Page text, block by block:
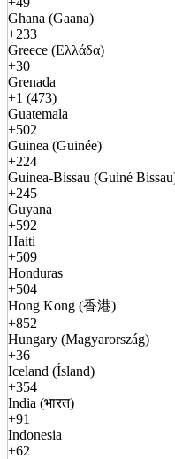
Ghana (Gaana)
+233
Greece (Ελλάδα)
+30
Grenada
+1 (473)
Guatemala
+502
Guinea (Guinée)
+224
Guinea-Bissau (Guiné
+245
Guyana
+592
Haiti
+509
Honduras
+504
Hong Kong (香港)
+852
Hungary (Magyarország)
+36
Iceland (Ísland)
+354
India (भारत)
+91
Indonesia
+62